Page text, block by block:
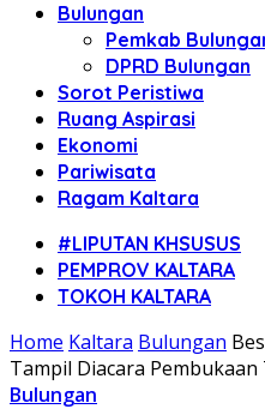
Bulungan
Pemkab
DPRD Bulungan
Sorot Peristiwa
Ruang Aspirasi
Ekonomi
Pariwisata
Ragam Kaltara
#LIPUTAN KHSUSUS
PEMPROV KALTARA
TOKOH KALTARA
Home Kaltara Bulungan
Tampil Diacara Pembukaan
Bulungan